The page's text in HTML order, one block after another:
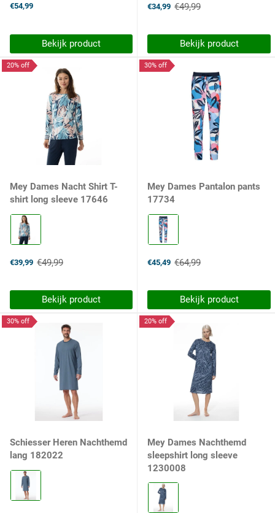
selected
€54,99
Bekijk product
selected
€34,99
Old
€49,99
Bekijk product
20% off
Mey Dames Nacht Shirt T-
shirt long sleeve 17646
Kleur:
899
frost
selected
€39,99
Old
€49,99
Bekijk product
30% off
Mey Dames Pantalon pants
17734
Kleur:
555
holiday
selected
€45,49
Old
€64,99
Bekijk product
30% off
Schiesser Heren Nachthemd
lang 182022
Kleur:
Blaugrau
808
20% off
Mey Dames Nachthemd
sleepshirt long sleeve
1230008
Kleur:
1173